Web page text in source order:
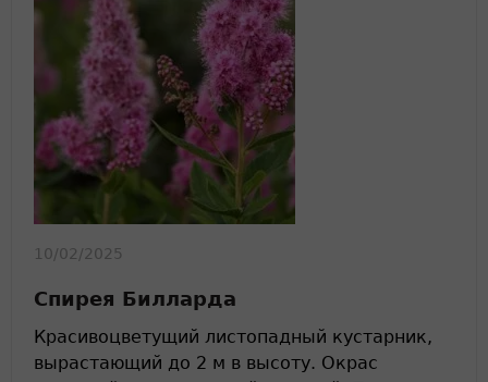
10/02/2025
Спирея Билларда
Красивоцветущий листопадный кустарник,
вырастающий до 2 м в высоту. Окрас